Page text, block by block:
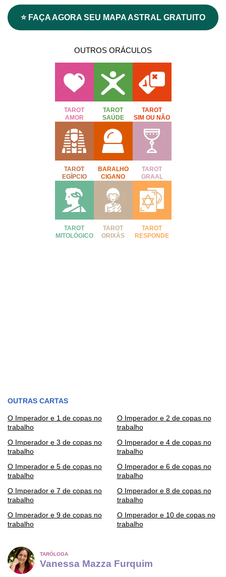
⭐ FAÇA AGORA SEU MAPA ASTRAL GRATUITO
OUTROS ORÁCULOS
TAROT
AMOR
TAROT
SAÚDE
TAROT
SIM OU NÃO
TAROT
EGÍPCIO
BARALHO
CIGANO
TAROT
GRAAL
TAROT
MITOLÓGICO
TAROT
ORIXÁS
TAROT
RESPONDE
OUTRAS CARTAS
O Imperador e 1 de copas no
trabalho
O Imperador e 2 de copas no
trabalho
O Imperador e 3 de copas no
trabalho
O Imperador e 4 de copas no
trabalho
O Imperador e 5 de copas no
trabalho
O Imperador e 6 de copas no
trabalho
O Imperador e 7 de copas no
trabalho
O Imperador e 8 de copas no
trabalho
O Imperador e 9 de copas no
trabalho
O Imperador e 10 de copas no
trabalho
TARÓLOGA
Vanessa Mazza Furquim